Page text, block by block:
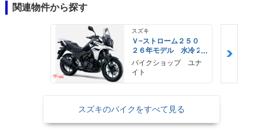
関連物件から探す
スズキ
Ｖ−ストローム２５０
２６年モデル 水冷２
気筒エンジン ＬＥＤ
ヘッドライト標準装備
バイクショップ ユナ
イト
スズキのバイクをすべて見る